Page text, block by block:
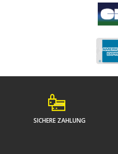
SICHERE ZAHLUNG